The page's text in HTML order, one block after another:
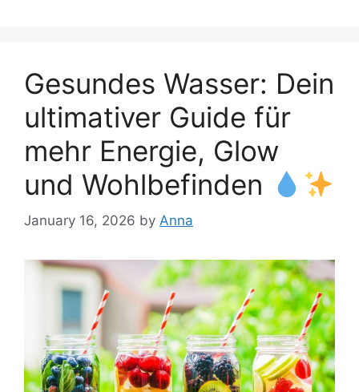
Gesundes Wasser: Dein
ultimativer Guide für
mehr Energie, Glow
und Wohlbefinden
January 16, 2026 by Anna